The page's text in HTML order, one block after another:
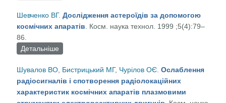
іоносферній плазмі на супутнику «Січ-1М»
Шевченко ВГ.Дослідження астероїдів за допомогою
космічних апаратів . Косм. наука технол. 1999 ;5(4):79–
86.
Детальніше
Шувалов ВО Бистрицький МГ, Чурілов ОЄ .Ослаблення
радіосигналів і спотворення радіолокаційних
характеристик космічних апаратів плазмовими